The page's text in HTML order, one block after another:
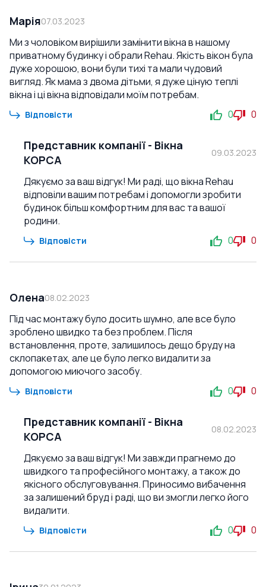
Марія07.03.2023
Ми з чоловіком вирішили замінити вікна в нашому
приватному будинку і обрали Rehau. Якість вікон була
дуже хорошою, вони були тихі та мали чудовий
вигляд. Як мама з двома дітьми, я дуже ціную теплі
вікна і ці вікна відповідали моїм потребам.
Відповісти 0 0
Представник компанії - Вікна
КОРСА
09.03.2023
Дякуємо за ваш відгук! Ми раді, що вікна Rehau
відповіли вашим потребам і допомогли зробити
будинок більш комфортним для вас та вашої
родини.
Відповісти 0 0
Олена08.02.2023
Під час монтажу було досить шумно, але все було
зроблено швидко та без проблем. Після
встановлення, проте, залишилось дещо бруду на
склопакетах, але це було легко видалити за
допомогою миючого засобу.
Відповісти 0 0
Представник компанії - Вікна
КОРСА
08.02.2023
Дякуємо за ваш відгук! Ми завжди прагнемо до
швидкого та професійного монтажу, а також до
якісного обслуговування. Приносимо вибачення
за залишений бруд і раді, що ви змогли легко його
видалити.
Відповісти 0 0